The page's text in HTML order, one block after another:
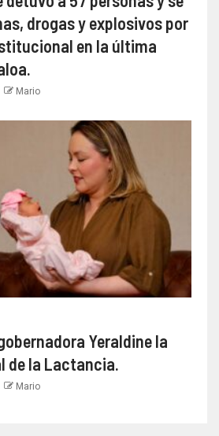
drogas y explosivos por
en la última
Mario
Yeraldine la
de la Lactancia.
Mario